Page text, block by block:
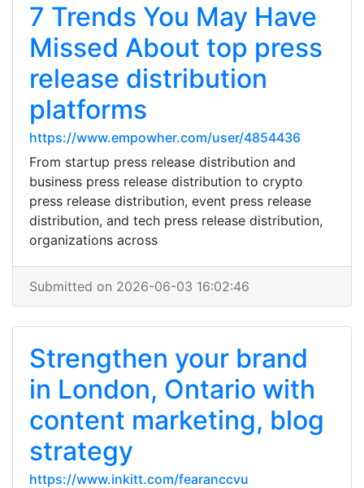
7 Trends You May Have
Missed About top press
release distribution
platforms
https://www.empowher.com/user/4854436
From startup press release distribution and
business press release distribution to crypto
press release distribution, event press release
distribution, and tech press release distribution,
organizations across
Submitted on 2026-06-03 16:02:46
Strengthen your brand
in London, Ontario with
content marketing, blog
strategy
https://www.inkitt.com/fearanccvu